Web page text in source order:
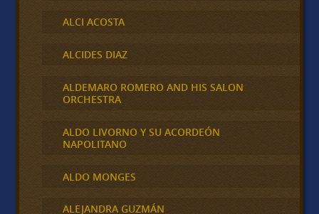
ALCI ACOSTA
ALCIDES DIAZ
ALDEMARO ROMERO AND HIS SALON
ORCHESTRA
ALDO LIVORNO Y SU ACORDEÓN
NAPOLITANO
ALDO MONGES
ALEJANDRA GUZMÁN